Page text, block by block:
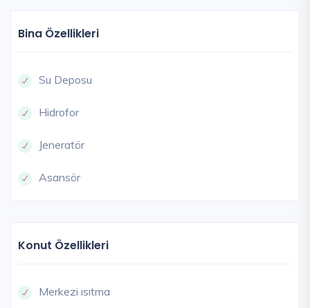
Bina Özellikleri
Su Deposu
Hidrofor
Jeneratör
Asansör
Konut Özellikleri
Merkezi ısıtma